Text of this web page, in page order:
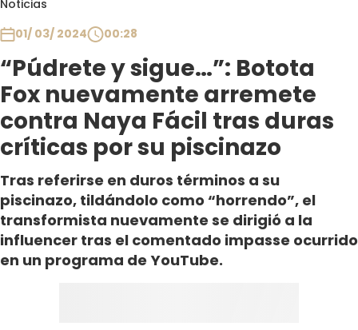
Noticias
01/ 03/ 2024
00:28
“Púdrete y sigue…”: Botota
Fox nuevamente arremete
contra Naya Fácil tras duras
críticas por su piscinazo
Tras referirse en duros términos a su
piscinazo, tildándolo como “horrendo”, el
transformista nuevamente se dirigió a la
influencer tras el comentado impasse ocurrido
en un programa de YouTube.
Club De La Comedia
Contigo en Directo
Plan Perfecto
El Tiempo
Sabingo
Todos Los Programas